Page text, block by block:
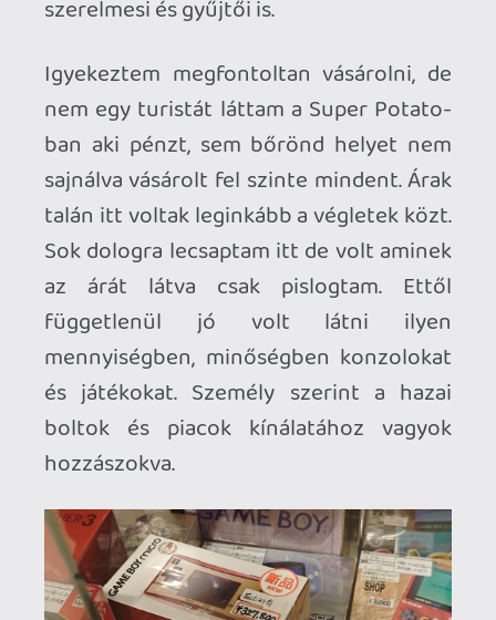
Boltokban jellemzően a drágább eladó
játékok és konzolok mind vitrinben
voltak lefóliázva de a polcokon,
tasakokban lógó kazik is letakarítva,
rendezetten várják a vevőket. Napokkal
később se tudtam betelni a látvánnyal
,hogy tíz méteres hosszú falak végig
kazikkal, Game Boy-okkal és
kontrollerekkel voltak tele. Áruk nagyobb
része Gameboy és Famicom játékok
voltak de nem kellet sokat járkálni a
kisboltok között amíg nem láttam olyan
azelőtt csak neten.